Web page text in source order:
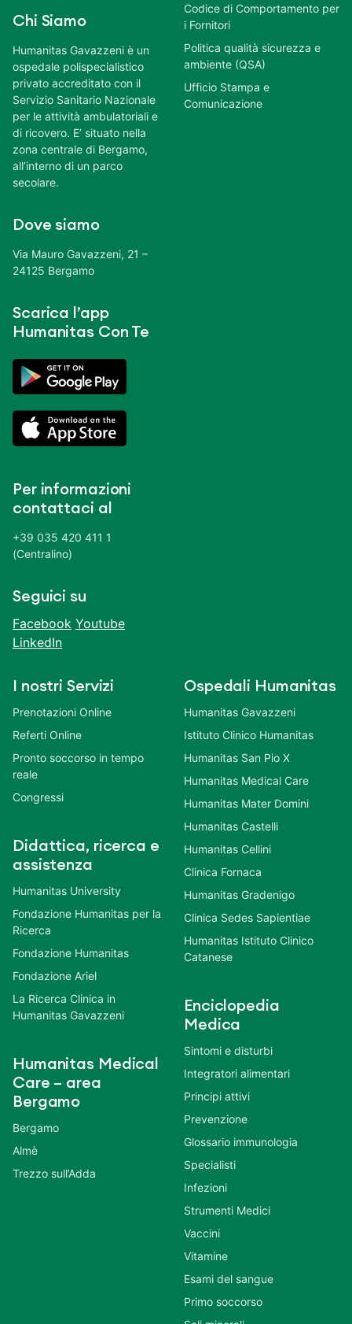
Chi Siamo
Humanitas Gavazzeni è un
ospedale polispecialistico
privato accreditato con il
Servizio Sanitario Nazionale
per le attività ambulatoriali e
di ricovero. E’ situato nella
zona centrale di Bergamo,
all’interno di un parco
secolare.
Dove siamo
Via Mauro Gavazzeni, 21 –
24125 Bergamo
Scarica l’app
Humanitas Con Te
Per informazioni
contattaci al
+39 035 420 411 1
(Centralino)
Seguici su
Facebook Youtube
LinkedIn
Codice di Comportamento per
i Fornitori
Politica qualità sicurezza e
ambiente (QSA)
Ufficio Stampa e
Comunicazione
I nostri Servizi
Prenotazioni Online
Referti Online
Pronto soccorso in tempo
reale
Congressi
Didattica, ricerca e
assistenza
Humanitas University
Fondazione Humanitas per la
Ricerca
Fondazione Humanitas
Fondazione Ariel
La Ricerca Clinica in
Humanitas Gavazzeni
Humanitas Medical
Care – area
Bergamo
Bergamo
Almè
Trezzo sull’Adda
Ospedali Humanitas
Humanitas Gavazzeni
Istituto Clinico Humanitas
Humanitas San Pio X
Humanitas Medical Care
Humanitas Mater Domini
Humanitas Castelli
Humanitas Cellini
Clinica Fornaca
Humanitas Gradenigo
Clinica Sedes Sapientiae
Humanitas Istituto Clinico
Catanese
Enciclopedia
Medica
Sintomi e disturbi
Integratori alimentari
Principi attivi
Prevenzione
Glossario immunologia
Specialisti
Infezioni
Strumenti Medici
Vaccini
Vitamine
Esami del sangue
Primo soccorso